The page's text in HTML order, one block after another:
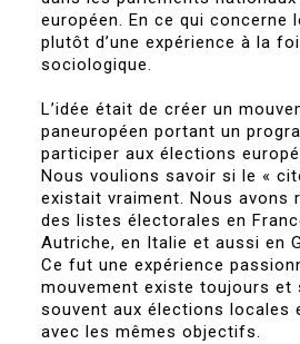
européen. En ce qui concerne
plutôt d’une expérience à la
sociologique.
L’idée était de créer un
paneuropéen portant un
participer aux élections
Nous voulions savoir si le «
existait vraiment. Nous avons
des listes électorales en
Autriche, en Italie et aussi en
Ce fut une expérience
mouvement existe toujours et
souvent aux élections locales
avec les mêmes objectifs.